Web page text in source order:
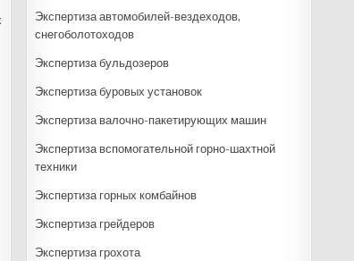
Экспертиза автомобилей-вездеходов,
снегоболотоходов
Экспертиза бульдозеров
Экспертиза буровых установок
Экспертиза валочно-пакетирующих машин
Экспертиза вспомогательной горно-шахтной
техники
Экспертиза горных комбайнов
Экспертиза грейдеров
Экспертиза грохота